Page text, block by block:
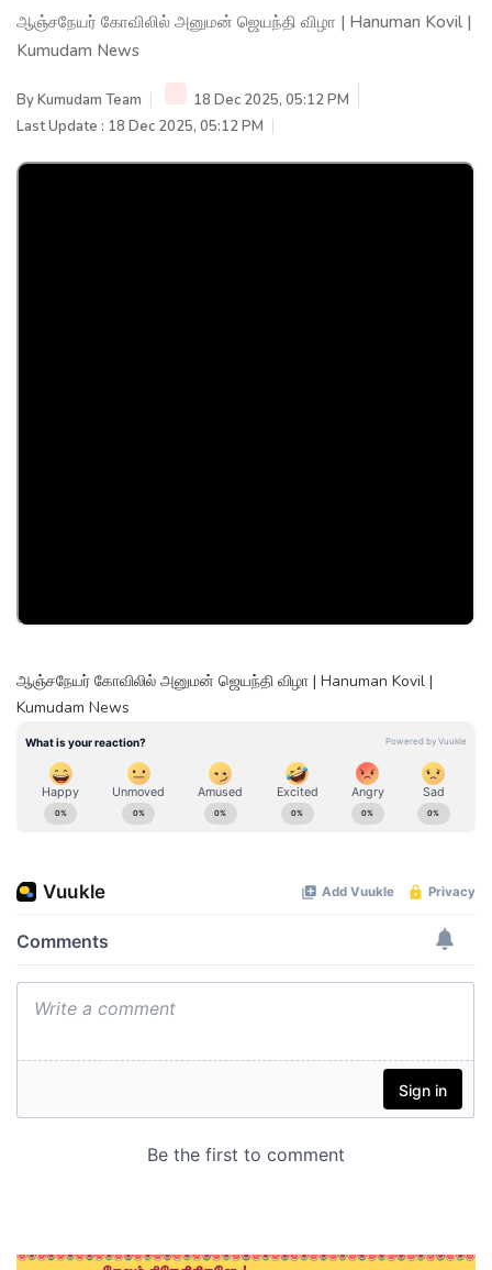
ஆஞ்சநேயர் கோவிலில் அனுமன் ஜெயந்தி விழா | Hanuman Kovil |
Kumudam News
ByKumudam Team
18 Dec 2025, 05:12 PM
Last Update : 18 Dec 2025, 05:12 PM
ஆஞ்சநேயர் கோவிலில் அனுமன் ஜெயந்தி விழா | Hanuman Kovil |
Kumudam News